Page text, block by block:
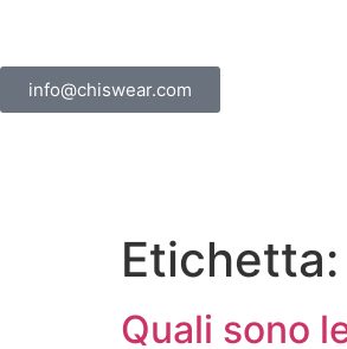
info@chiswear.com
Etichetta:
Quali sono